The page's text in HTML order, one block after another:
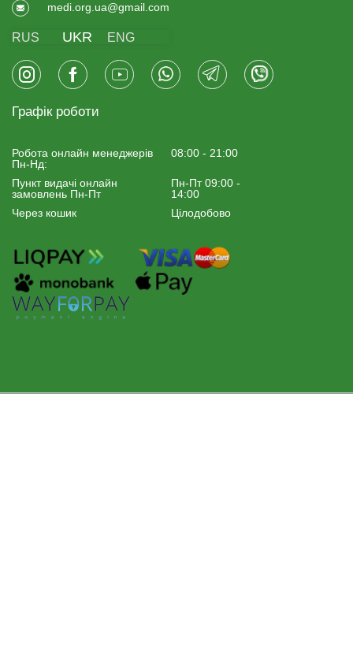
medi.org.ua@gmail.com
RUS UKR ENG
Графік роботи
Робота онлайн менеджерiв
Пн-Нд:
08:00 - 21:00
Пункт видачі онлайн
замовлень Пн-Пт
Пн-Пт 09:00 -
14:00
Через кошик
Цілодобово